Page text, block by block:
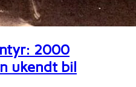
2000
ukendt bil